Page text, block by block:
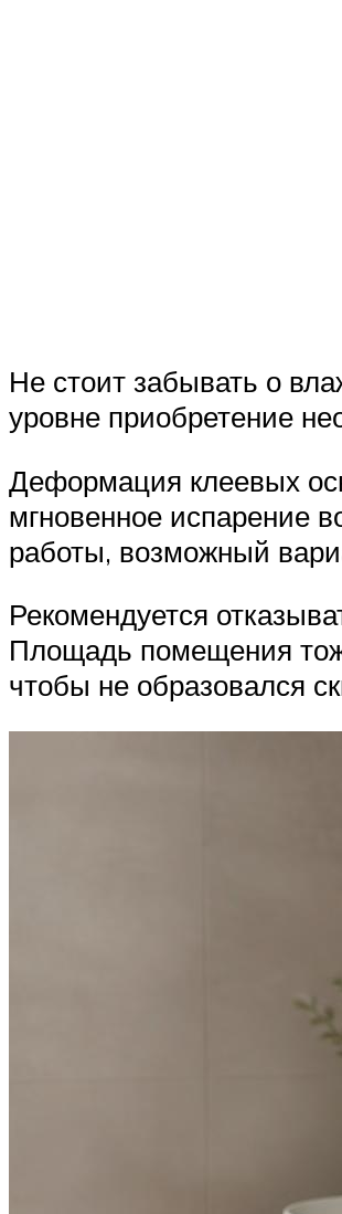
Не стоит забывать о
уровне приобретение
Деформация клеевых
мгновенное испарение
работы, возможный
Рекомендуется
Площадь помещения
чтобы не образовался